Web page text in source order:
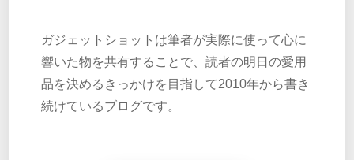
ガジェットショットは筆者が実際に使って心に
響いた物を共有することで、読者の明日の愛用
品を決めるきっかけを目指して2010年から書き
続けているブログです。